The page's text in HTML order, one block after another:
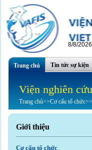
8/8/2026
Trang chủ Tin tức sự kiện
Viện nghiên
Trang chủ>>Cơ cấu tổ chức>>
Giới thiệu
Cơ cấu tổ chức